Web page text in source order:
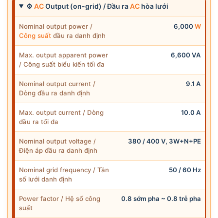
⚙ ACOutput (on-grid) / Đầu raAChòa lưới
Nominal output power /
Công suất đầu ra danh định
6,000 W
Max. output apparent power
/ Công suất biểu kiến tối đa
6,600 VA
Nominal output current /
Dòng đầu ra danh định
9.1 A
Max. output current / Dòng
đầu ra tối đa
10.0 A
Nominal output voltage /
Điện áp đầu ra danh định
380 / 400 V, 3W+N+PE
Nominal grid frequency / Tần
số lưới danh định
50 / 60 Hz
Power factor / Hệ số công
suất
0.8 sớm pha ~ 0.8 trễ pha